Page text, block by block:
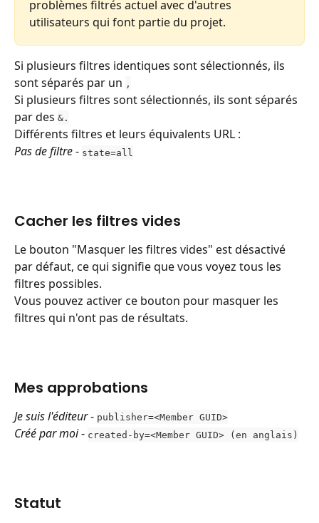
problèmes filtrés actuel avec d'autres
utilisateurs qui font partie du projet.
Si plusieurs filtres identiques sont sélectionnés, ils
sont séparés par un ,
Si plusieurs filtres sont sélectionnés, ils sont séparés
par des &.
Différents filtres et leurs équivalents URL :
Pas de filtre - state=all
Cacher les filtres vides
Le bouton "Masquer les filtres vides" est désactivé
par défaut, ce qui signifie que vous voyez tous les
filtres possibles.
Vous pouvez activer ce bouton pour masquer les
filtres qui n'ont pas de résultats.
Mes approbations
Je suis l'éditeur - publisher=<Member GUID>
Créé par moi - created-by=<Member GUID> (en anglais)
Statut